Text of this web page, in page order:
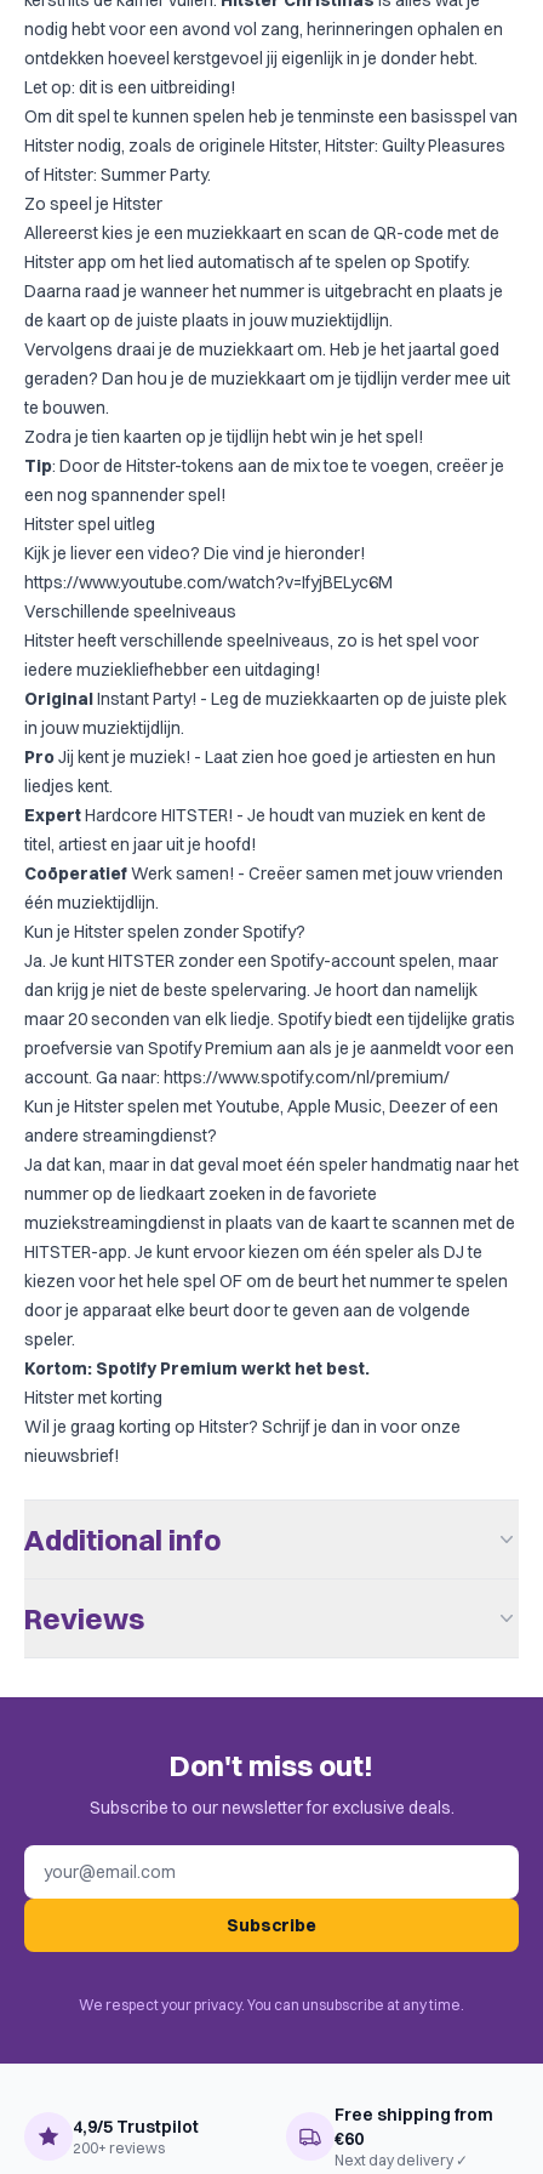
nodig hebt voor een avond vol zang, herinneringen ophalen en
ontdekken hoeveel kerstgevoel jij eigenlijk in je donder hebt.
Let op: dit is een uitbreiding!
Om dit spel te kunnen spelen heb je tenminste een basisspel van
Hitster nodig, zoals de originele Hitster, Hitster: Guilty Pleasures
ofHitster: Summer Party.
Zo speel je Hitster
Allereerst kies je een muziekkaart en scan de QR-code met de
Hitster app om het lied automatisch af te spelen op Spotify.
Daarna raad je wanneer het nummer is uitgebracht en plaats je
de kaart op de juiste plaats in jouw muziektijdlijn.
Vervolgens draai je de muziekkaart om. Heb je het jaartal goed
geraden? Dan hou je de muziekkaart om je tijdlijn verder mee uit
te bouwen.
Zodra je tien kaarten op je tijdlijn hebt win je het spel!
Tip: Door de Hitster-tokens aan de mix toe te voegen, creëer je
een nog spannender spel!
Hitster spel uitleg
Kijk je liever een video? Die vind je hieronder!
https://www.youtube.com/watch?v=IfyjBELyc6M
Verschillende speelniveaus
Hitster heeft verschillende speelniveaus, zo is het spel voor
iedere muziekliefhebber een uitdaging!
OriginalInstant Party! - Leg de muziekkaarten op de juiste plek
in jouw muziektijdlijn.
ProJij kent je muziek! - Laat zien hoe goed je artiesten en hun
liedjes kent.
ExpertHardcore HITSTER! - Je houdt van muziek en kent de
titel, artiest en jaar uit je hoofd!
CoöperatiefWerk samen! - Creëer samen met jouw vrienden
één muziektijdlijn.
Kun je Hitster spelen zonder Spotify?
Ja. Je kunt HITSTER zonder een Spotify-account spelen, maar
dan krijg je niet de beste spelervaring. Je hoort dan namelijk
maar 20 seconden van elk liedje. Spotify biedt een tijdelijke gratis
proefversie van Spotify Premium aan als je je aanmeldt voor een
account. Ga naar: https://www.spotify.com/nl/premium/
Kun je Hitster spelen met Youtube, Apple Music, Deezer of een
andere streamingdienst?
Ja dat kan, maar in dat geval moet één speler handmatig naar het
nummer op de liedkaart zoeken in de favoriete
muziekstreamingdienst in plaats van de kaart te scannen met de
HITSTER-app. Je kunt ervoor kiezen om één speler als DJ te
kiezen voor het hele spel OF om de beurt het nummer te spelen
door je apparaat elke beurt door te geven aan de volgende
speler.
Kortom: Spotify Premium werkt het best.
Hitster met korting
Wil je graag korting op Hitster? Schrijf je dan in voor onze
nieuwsbrief!
Additional info
Jumbo
Nederlands
BoardGameGeek
Categories
Reviews
Check the invitation in your email.
Don't miss out!
Subscribe to our newsletter for exclusive deals.
Subscribe
We respect your privacy. You can unsubscribe at any time.
4,9/5 Trustpilot
200+ reviews
Free shipping from
€60
Next day delivery ✓